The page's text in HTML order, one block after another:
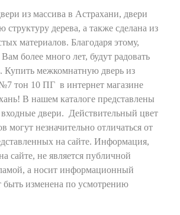
из массива в Астрахани, двери
дерева, а также сделана из
материалов. Благодаря этому,
более много лет, будут радовать
Купить межкомнатную дверь из
тон 10 ПГ в интернет магазине
В нашем каталоге представлены
двери. Действительный цвет
могут незначительно отличаться от
на сайте. Информация,
сайте, не является публичной
а носит информационный
быть изменена по усмотрению